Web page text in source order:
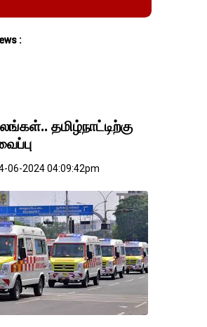
:
தமிழ்நாட்டிற்கு
06-2024 04:09:42pm